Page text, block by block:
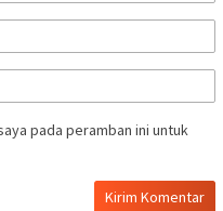
pada peramban ini untuk